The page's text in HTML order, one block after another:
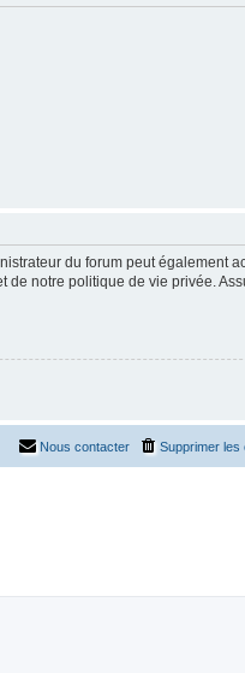
du forum peut également
de notre politique de vie privée.
Supprimer les
Nous contacter